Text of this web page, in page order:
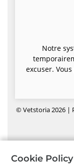
Notre
excuser.
©Vetstoria2026 |
Cookie Policy